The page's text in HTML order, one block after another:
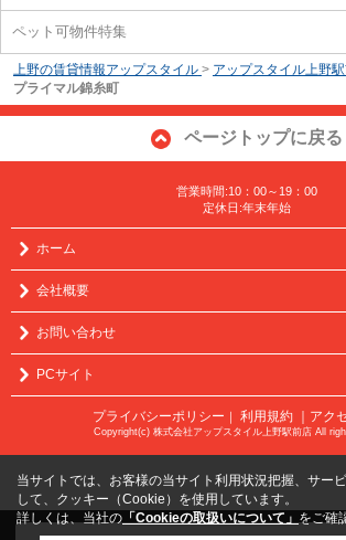
ペット可物件特集
上野の賃貸情報アップスタイル > アップスタイル上野
プライマル錦糸町
ページトップに戻る
営業時間:10：00～19：00
定休日:年末年始
ホーム
会社概要
お問い合わせ
PCサイト
プライバシーポリシー 利用規約 ｜アク
Copyright(c) 株式会社アップスタイル上野駅前店 All
当サイトでは、お客様の当サイト利用状況把握、サー
して、クッキー（Cookie）を使用しています。
詳しくは、当社の 「Cookieの取扱いについて」 をご確